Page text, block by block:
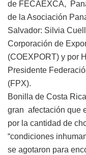
de FECAEXCA,
de la Asociación
Salvador: Silvia
Corporación de
(COEXPORT) y por
Presidente
(FPX).
Bonilla de Costa
gran afectación que
por la cantidad de
“condiciones
se agotaron para